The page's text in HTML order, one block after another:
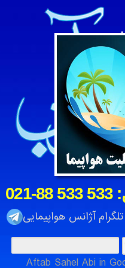
آژانس هواپیمایی
Aftab Sahel Abi in